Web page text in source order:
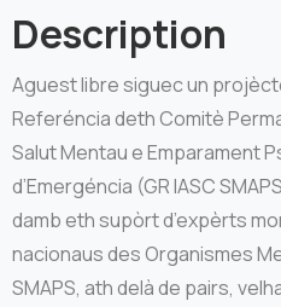
Description
Aguest libre siguec un
Referéncia deth Comitè
Salut Mentau e Emparament
d’Emergéncia (GR IASC
damb eth supòrt d’expèrts
nacionaus des Organismes
SMAPS, ath delà de pairs,